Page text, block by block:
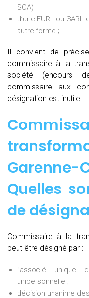
SCA) ;
d’une EURL ou
autre forme ;
Il convient de
commissaire à la
société (encours
commissaire aux
désignation est inutile.
Quelles
de
Commissaire à la
peut être désigné par :
l’associé unique
unipersonnelle ;
décision unanime